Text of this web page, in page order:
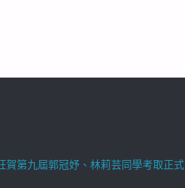
賀第九屆郭冠妤、林莉芸同學考取正式